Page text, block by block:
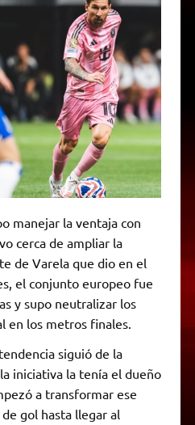
manejar la ventaja con
cerca de ampliar la
de Varela que dio en el
el conjunto europeo fue
y supo neutralizar los
en los metros finales.
siguió de la
iniciativa la tenía el dueño
a transformar ese
gol hasta llegar al